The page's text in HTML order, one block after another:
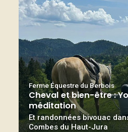
Ferme Équestre du Berbois
Cheval et bien-être :
méditation
Et randonnées bivouac
Combes du Haut-Jura